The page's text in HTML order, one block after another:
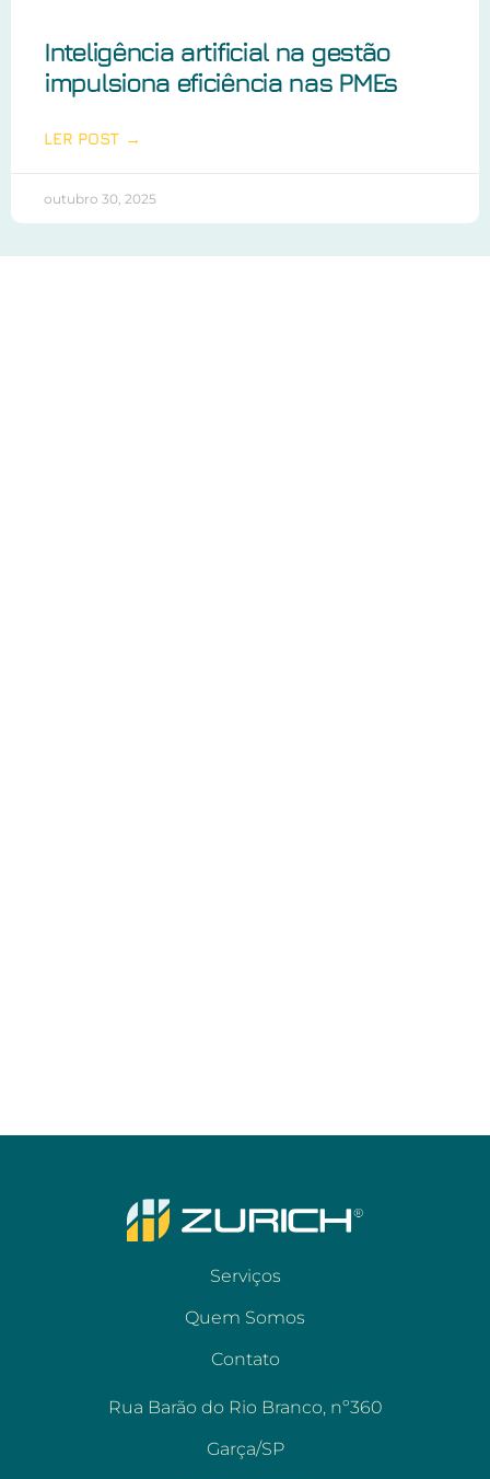
Inteligência artificial na gestão
impulsiona eficiência nas PMEs
LER POST →
outubro 30, 2025
Serviços
Quem Somos
Contato
Rua Barão do Rio Branco, nº360
Garça/SP